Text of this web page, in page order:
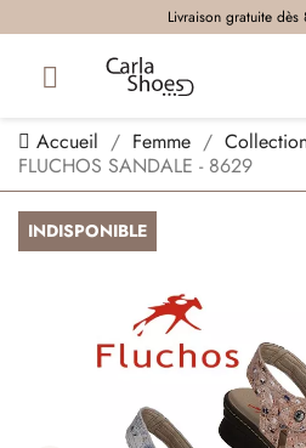
Livraison gratuite
Accueil Femme
FLUCHOS SANDALE - 8629
INDISPONIBLE